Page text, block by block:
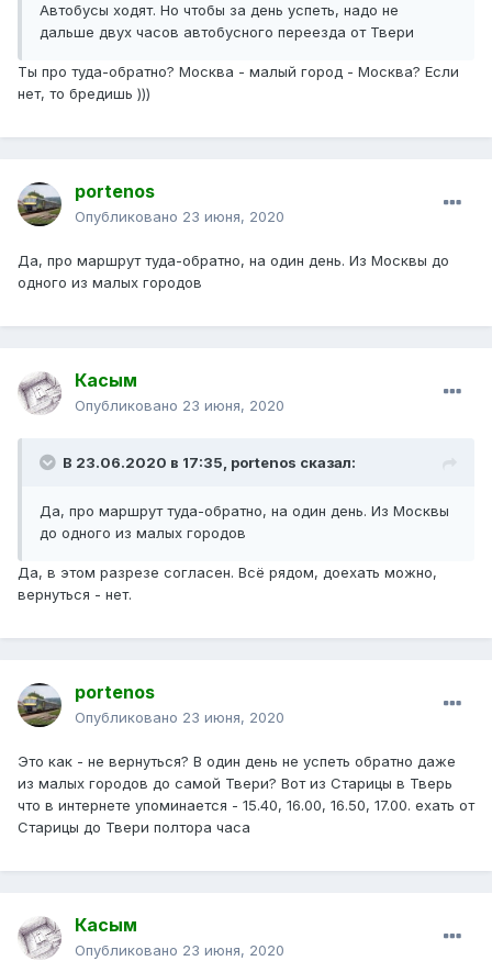
Автобусы ходят. Но чтобы за день успеть, надо не
дальше двух часов автобусного переезда от Твери
Ты про туда-обратно? Москва - малый город - Москва? Если
нет, то бредишь )))
portenos
Опубликовано 23 июня, 2020
Да, про маршрут туда-обратно, на один день. Из Москвы до
одного из малых городов
Касым
Опубликовано 23 июня, 2020
В 23.06.2020 в 17:35, portenos сказал:
Да, про маршрут туда-обратно, на один день. Из Москвы
до одного из малых городов
Да, в этом разрезе согласен. Всё рядом, доехать можно,
вернуться - нет.
portenos
Опубликовано 23 июня, 2020
Это как - не вернуться? В один день не успеть обратно даже
из малых городов до самой Твери? Вот из Старицы в Тверь
что в интернете упоминается - 15.40, 16.00, 16.50, 17.00. ехать от
Старицы до Твери полтора часа
Касым
Опубликовано 23 июня, 2020